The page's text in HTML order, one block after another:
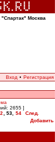
Москва
Вход • Регистрация
2655 ]
53, 54
След.
Добавить